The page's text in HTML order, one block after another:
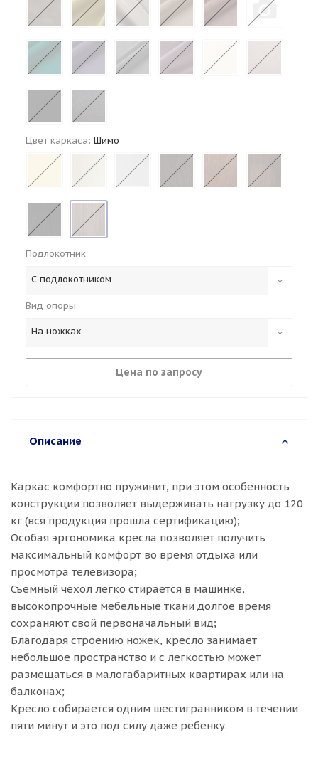
Цвет каркаса: Шимо
Подлокотник
С подлокотником
Вид опоры
На ножках
Цена по запросу
Описание
Каркас комфортно пружинит, при этом особенность
конструкции позволяет выдерживать нагрузку до 120
кг (вся продукция прошла сертификацию);
Особая эргономика кресла позволяет получить
максимальный комфорт во время отдыха или
просмотра телевизора;
Съемный чехол легко стирается в машинке,
высокопрочные мебельные ткани долгое время
сохраняют свой первоначальный вид;
Благодаря строению ножек, кресло занимает
небольшое пространство и с легкостью может
размещаться в малогабаритных квартирах или на
балконах;
Кресло собирается одним шестигранником в течении
пяти минут и это под силу даже ребенку.